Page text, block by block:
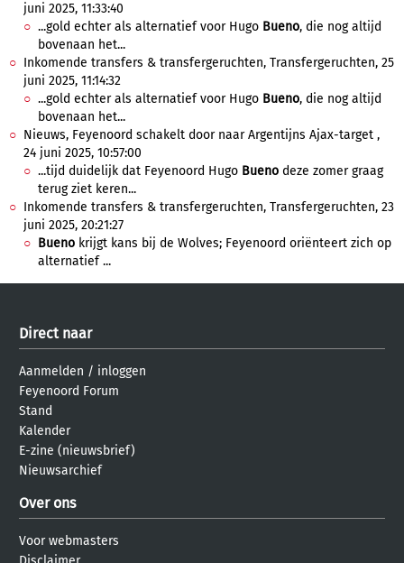
juni 2025, 11:33:40
...gold echter als alternatief voor Hugo Bueno, die nog altijd
bovenaan het...
Inkomende transfers & transfergeruchten, Transfergeruchten, 25
juni 2025, 11:14:32
...gold echter als alternatief voor Hugo Bueno, die nog altijd
bovenaan het...
Nieuws, Feyenoord schakelt door naar Argentijns Ajax-target ,
24 juni 2025, 10:57:00
...tijd duidelijk dat Feyenoord Hugo Bueno deze zomer graag
terug ziet keren...
Inkomende transfers & transfergeruchten, Transfergeruchten, 23
juni 2025, 20:21:27
Bueno krijgt kans bij de Wolves; Feyenoord oriënteert zich op
alternatief ...
Direct naar
Aanmelden / inloggen
Feyenoord Forum
Stand
Kalender
E-zine (nieuwsbrief)
Nieuwsarchief
Over ons
Voor webmasters